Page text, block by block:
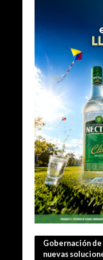
Gobernación de
nuevas